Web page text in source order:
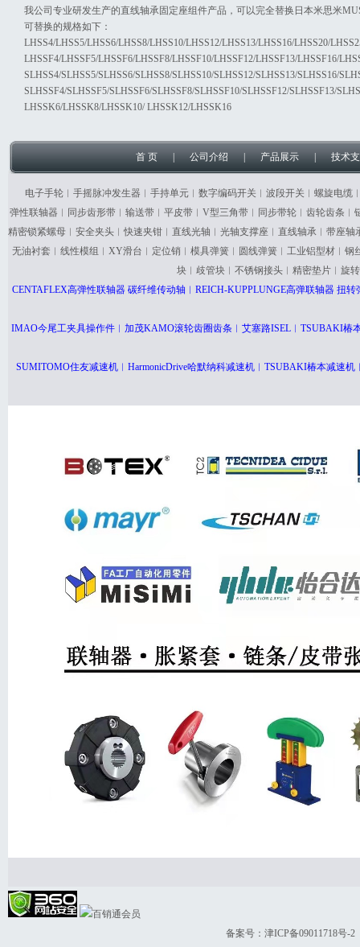
我公司专业研发生产的直线轴承固定座组件产品，可以完全替换日本米思米
可替换的规格如下：
LHSS4/LHSS5/LHSS6/LHSS8/LHSS10/LHSS12/LHSS13/LHSS16/LHSS20/
LHSSF4/LHSSF5/LHSSF6/LHSSF8/LHSSF10/LHSSF12/LHSSF13/LHSSF16/
SLHSS4/SLHSS5/SLHSS6/SLHSS8/SLHSS10/SLHSS12/SLHSS13/SLHSS16/
SLHSSF4/SLHSSF5/SLHSSF6/SLHSSF8/SLHSSF10/SLHSSF12/SLHSSF13/
LHSSK6/LHSSK8/LHSSK10/ LHSSK12/LHSSK16
首 页 公司介绍 产品展示 技术
电子手轮︱手摇脉冲发生器︱手持单元︱数字编码开关︱波段开关︱螺旋电
弹性联轴器︱同步齿形带︱输送带︱平皮带︱V型三角带︱同步带轮︱齿轮齿条
精密锁紧螺母︱安全夹头︱快速夹钳︱直线光轴︱光轴支撑座︱直线轴承︱带座
无油衬套︱线性模组︱XY滑台︱定位销︱模具弹簧︱圆线弹簧︱工业铝型材︱
块︱歧管块︱不锈钢接头︱精密垫片︱旋
CENTAFLEX高弹性联轴器 碳纤维传动轴︱REICH-KUPPLUNGE高弹联轴器 扭
IMAO今尾工夹具操作件︱加茂KAMO滚轮齿圈齿条︱艾塞路ISEL︱TSUBAKI椿
SUMITOMO住友减速机︱HarmonicDrive哈默纳科减速机︱TSUBAKI椿本减速
备案号： 津ICP备09011718号-2